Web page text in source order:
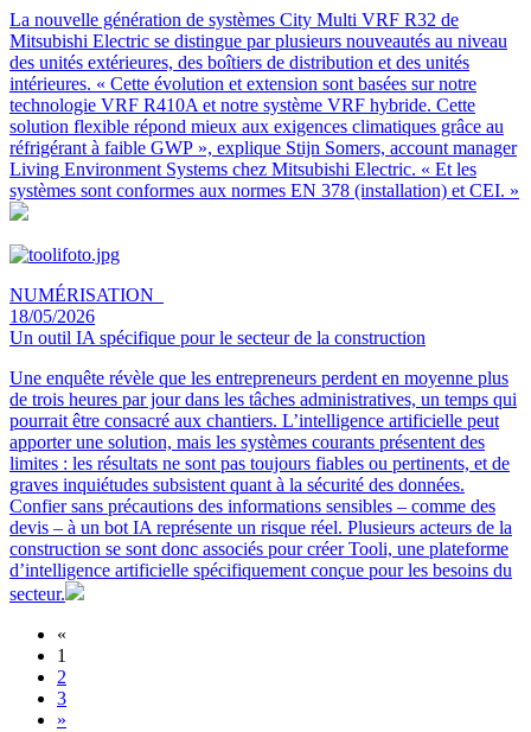
La nouvelle génération de systèmes City Multi VRF R32 de
Mitsubishi Electric se distingue par plusieurs nouveautés au niveau
des unités extérieures, des boîtiers de distribution et des unités
intérieures. « Cette évolution et extension sont basées sur notre
technologie VRF R410A et notre système VRF hybride. Cette
solution flexible répond mieux aux exigences climatiques grâce au
réfrigérant à faible GWP », explique Stijn Somers, account manager
Living Environment Systems chez Mitsubishi Electric. « Et les
systèmes sont conformes aux normes EN 378 (installation) et CEI. »
NUMÉRISATION
18/05/2026
Un outil IA spécifique pour le secteur de la construction
Une enquête révèle que les entrepreneurs perdent en moyenne plus
de trois heures par jour dans les tâches administratives, un temps qui
pourrait être consacré aux chantiers. L’intelligence artificielle peut
apporter une solution, mais les systèmes courants présentent des
limites : les résultats ne sont pas toujours fiables ou pertinents, et de
graves inquiétudes subsistent quant à la sécurité des données.
Confier sans précautions des informations sensibles – comme des
devis – à un bot IA représente un risque réel. Plusieurs acteurs de la
construction se sont donc associés pour créer Tooli, une plateforme
d’intelligence artificielle spécifiquement conçue pour les besoins du
secteur.
«
1
2
3
»